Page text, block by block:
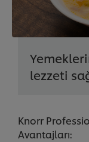
lezzeti
Knorr
Avantajları: